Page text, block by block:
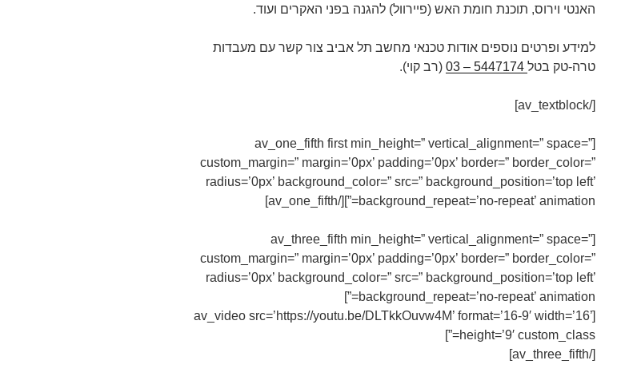
האנטי וירוס, תוכנת חומת האש (פיירוול) להגנה בפני האקרים ועוד.
למידע ופרטים נוספים אודות טכנאי מחשב תל אביב צור קשר עם מעבדות
טרה-טק בטל5447174 – 03 (רב קוי).
[/av_textblock]
[av_one_fifth first min_height=” vertical_alignment=” space=”
custom_margin=” margin=’0px’ padding=’0px’ border=” border_color=”
radius=’0px’ background_color=” src=” background_position=’top left’
background_repeat=’no-repeat’ animation=”][/av_one_fifth]
[av_three_fifth min_height=” vertical_alignment=” space=”
custom_margin=” margin=’0px’ padding=’0px’ border=” border_color=”
radius=’0px’ background_color=” src=” background_position=’top left’
background_repeat=’no-repeat’ animation=”]
[av_video src=’https://youtu.be/DLTkkOuvw4M’ format=’16-9′ width=’16’
height=’9′ custom_class=”]
[/av_three_fifth]